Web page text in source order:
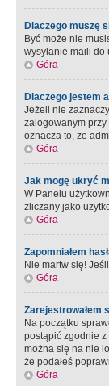
Dlaczego muszę
Być może nie
wysyłanie maili
Góra
Dlaczego jestem
Jeżeli nie
zalogowanym
oznacza to, że
Góra
Jak mogę ukryć
W Panelu
zliczany jako
Góra
Zapomniałem
Nie martw się!
Góra
Zarejestrowałem
Na początku
postąpić zgodnie
można się na nie
że podałeś
Góra